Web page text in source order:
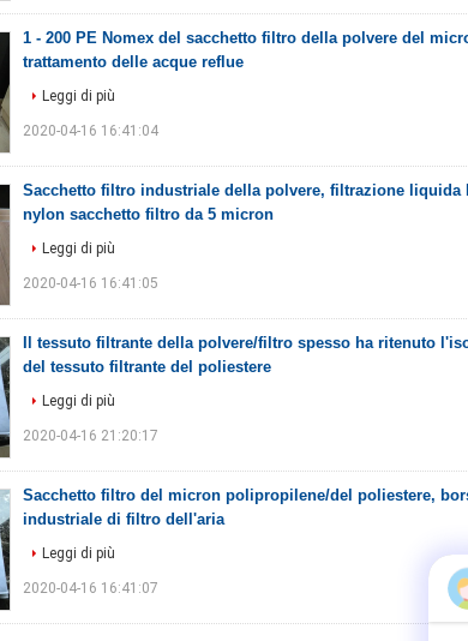
1 - 200 PE Nomex del sacchetto filtro della polvere del
trattamento delle acque reflue
Leggi di più
2020-04-16 16:41:04
Sacchetto filtro industriale della polvere, filtrazione liquida
nylon sacchetto filtro da 5 micron
Leggi di più
2020-04-16 16:41:05
Il tessuto filtrante della polvere/filtro spesso ha ritenuto
del tessuto filtrante del poliestere
Leggi di più
2020-04-16 21:20:17
Sacchetto filtro del micron polipropilene/del poliestere,
industriale di filtro dell'aria
Leggi di più
2020-04-16 16:41:07